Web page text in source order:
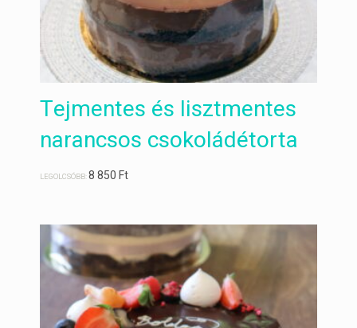
Tejmentes és lisztmentes
narancsos csokoládétorta
LEGOLCSÓBB:8 850Ft